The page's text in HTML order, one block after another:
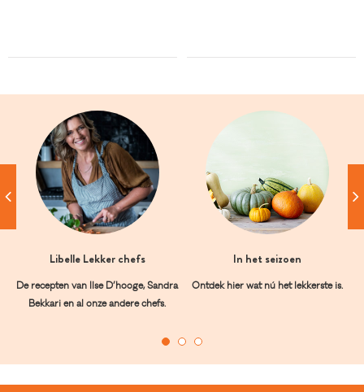
Libelle Lekker chefs
De recepten van Ilse D’hooge, Sandra
Bekkari en al onze andere chefs.
In het seizoen
Ontdek hier wat nú het lekkerste is.